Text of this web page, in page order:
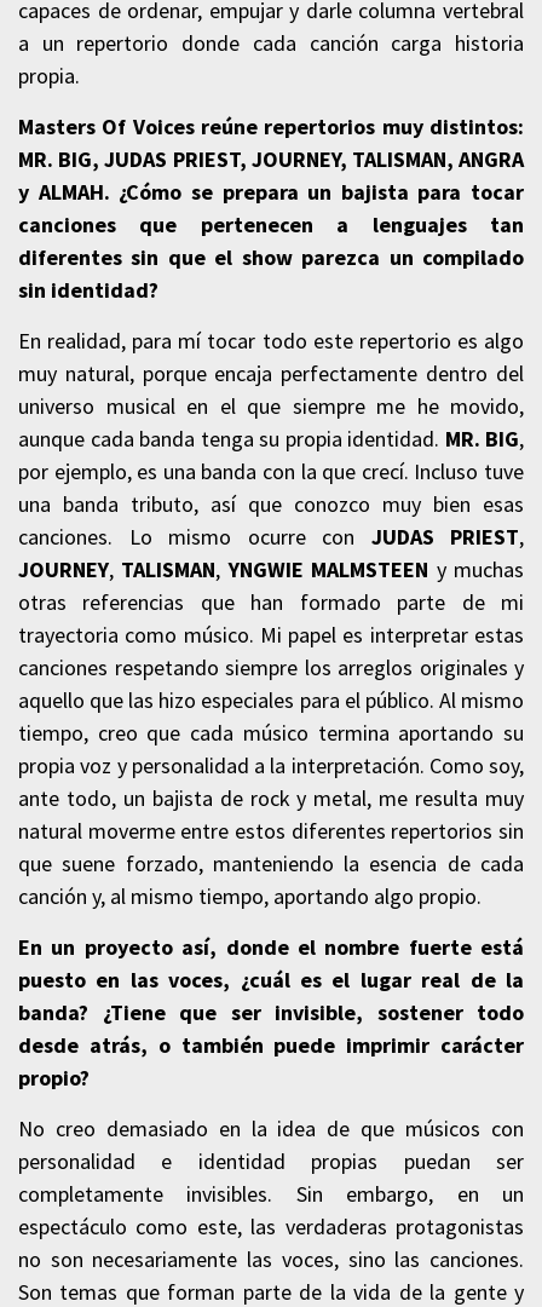
capaces de ordenar, empujar y darle columna vertebral
a un repertorio donde cada canción carga historia
propia.
Masters Of Voices reúne repertorios muy distintos:
MR. BIG, JUDAS PRIEST, JOURNEY, TALISMAN, ANGRA
y ALMAH. ¿Cómo se prepara un bajista para tocar
canciones que pertenecen a lenguajes tan
diferentes sin que el show parezca un compilado
sin identidad?
En realidad, para mí tocar todo este repertorio es algo
muy natural, porque encaja perfectamente dentro del
universo musical en el que siempre me he movido,
aunque cada banda tenga su propia identidad. MR. BIG,
por ejemplo, es una banda con la que crecí. Incluso tuve
una banda tributo, así que conozco muy bien esas
canciones. Lo mismo ocurre con JUDAS PRIEST,
JOURNEY, TALISMAN,YNGWIE MALMSTEEN y muchas
otras referencias que han formado parte de mi
trayectoria como músico. Mi papel es interpretar estas
canciones respetando siempre los arreglos originales y
aquello que las hizo especiales para el público. Al mismo
tiempo, creo que cada músico termina aportando su
propia voz y personalidad a la interpretación. Como soy,
ante todo, un bajista de rock y metal, me resulta muy
natural moverme entre estos diferentes repertorios sin
que suene forzado, manteniendo la esencia de cada
canción y, al mismo tiempo, aportando algo propio.
En un proyecto así, donde el nombre fuerte está
puesto en las voces, ¿cuál es el lugar real de la
banda? ¿Tiene que ser invisible, sostener todo
desde atrás, o también puede imprimir carácter
propio?
No creo demasiado en la idea de que músicos con
personalidad e identidad propias puedan ser
completamente invisibles. Sin embargo, en un
espectáculo como este, las verdaderas protagonistas
no son necesariamente las voces, sino las canciones.
Son temas que forman parte de la vida de la gente y